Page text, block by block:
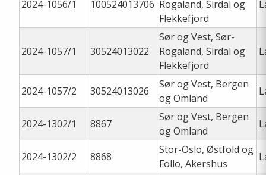
2024-1056/1 100524013706 Rogaland, Sirdal og
Flekkefjord
2024-1057/1 30524013022
Sør og Vest, Sør-
Rogaland, Sirdal og
Flekkefjord
2024-1057/2 30524013026
Sør og Vest, Bergen
og Omland
2024-1302/1 8867
Sør og Vest, Bergen
og Omland
2024-1302/2 8868
Stor-Oslo, Østfold og
Follo, Akershus